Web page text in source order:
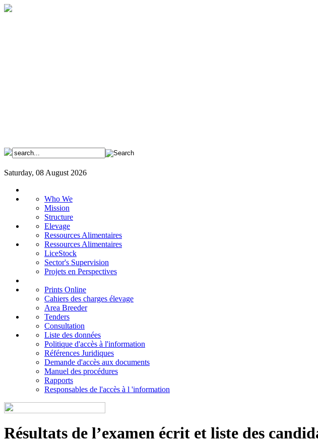
Saturday, 08 August 2026
Who We
Mission
Structure
Elevage
Ressources Alimentaires
Ressources Alimentaires
LiceStock
Sector's Supervision
Projets en Perspectives
Prints Online
Cahiers des charges élevage
Area Breeder
Tenders
Consultation
Liste des données
Politique d'accès à l'information
Références Juridiques
Demande d'accès aux documents
Manuel des procédures
Rapports
Responsables de l'accès à l 'information
Résultats de l’examen écrit et liste des